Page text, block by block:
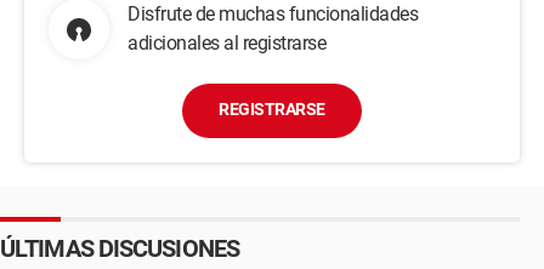
Disfrute de muchas funcionalidades
adicionales al registrarse
REGISTRARSE
ÚLTIMAS DISCUSIONES